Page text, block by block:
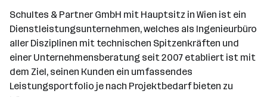
Schultes & Partner GmbH mit Hauptsitz in Wien ist ein
Dienstleistungsunternehmen, welches als Ingenieurbüro
aller Disziplinen mit technischen Spitzenkräften und
einer Unternehmensberatung seit 2007 etabliert ist mit
dem Ziel, seinen Kunden ein umfassendes
Leistungsportfolio je nach Projektbedarf bieten zu